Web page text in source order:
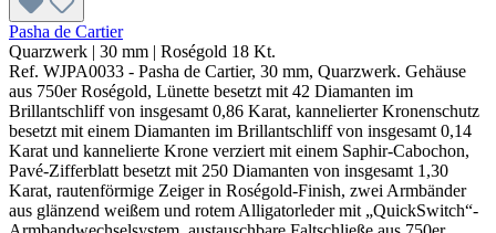
Pasha de Cartier
Quarzwerk | 30 mm | Roségold 18 Kt.
Ref. WJPA0033 - Pasha de Cartier, 30 mm, Quarzwerk. Gehäuse
aus 750er Roségold, Lünette besetzt mit 42 Diamanten im
Brillantschliff von insgesamt 0,86 Karat, kannelierter Kronenschutz
besetzt mit einem Diamanten im Brillantschliff von insgesamt 0,14
Karat und kannelierte Krone verziert mit einem Saphir-Cabochon,
Pavé-Zifferblatt besetzt mit 250 Diamanten von insgesamt 1,30
Karat, rautenförmige Zeiger in Roségold-Finish, zwei Armbänder
aus glänzend weißem und rotem Alligatorleder mit „QuickSwitch“-